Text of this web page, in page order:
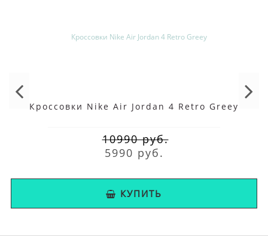
предлагает разнообразные решения, подходящие под любой
круглосуточно.
Кроссовки Nike Air Jordan 4 Retro Greey
10990 руб.
5990 руб.
КУПИТЬ